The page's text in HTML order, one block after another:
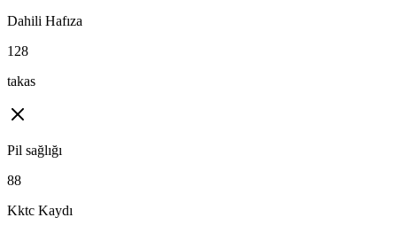
Dahili Hafıza
128
takas
Pil sağlığı
88
Kktc Kaydı